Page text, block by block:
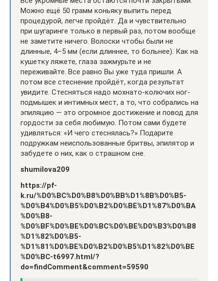
Можно ещё 50 грамм коньяку выпить перед
процедурой, легче пройдёт. Да и чувствительно
при шугаринге только в первый раз, потом вообще
не заметите ничего. Волоски чтобы были не
длинные, 4–5 мм (если длиннее, то больнее). Как на
кушетку ляжете, глаза зажмурьте и не
переживайте. Все равно Вы уже туда пришли. А
потом все стеснение пройдёт, когда результат
увидите. Стесняться надо мохнато-колючих ног-
подмышек и интимных мест, а то, что собрались на
эпиляцию — это огромное достижение и повод для
гордости за себя любимую. Потом сами будете
удивляться: «И чего стеснялась?» Подарите
подружкам неиспользованные бритвы, эпилятор и
забудете о них, как о страшном сне.
shumilova209
https://pf-
k.ru/%D0%BC%D0%B8%D0%BB%D1%8B%D0%B5-
%D0%B4%D0%B5%D0%B2%D0%BE%D1%87%D0%BA
%D0%B8-
%D0%BF%D0%BE%D0%BC%D0%BE%D0%B3%D0%B8
%D1%82%D0%B5-
%D1%81%D0%BE%D0%B2%D0%B5%D1%82%D0%BE
%D0%BC-t6997.html/?
do=findComment&comment=59590